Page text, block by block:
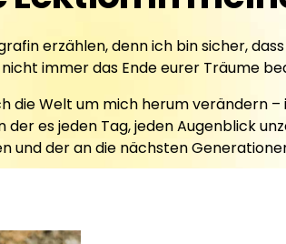
erzählen, denn ich bin sicher,
immer das Ende eurer Träume
die Welt um mich herum verändern
es jeden Tag, jeden Augenblick
und der an die nächsten